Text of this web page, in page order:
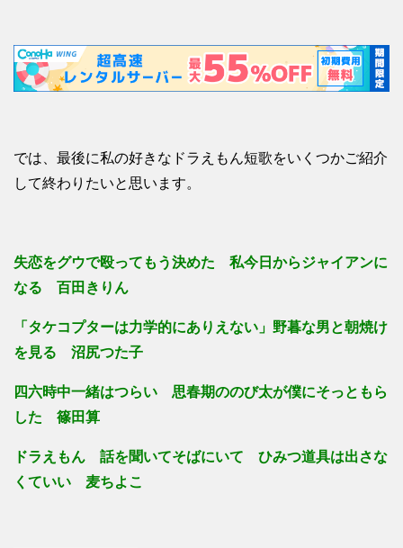
では、最後に私の好きなドラえもん短歌をいくつかご紹介
して終わりたいと思います。
失恋をグウで殴ってもう決めた 私今日からジャイアンに
なる 百田きりん
「タケコプターは力学的にありえない」野暮な男と朝焼け
を見る 沼尻つた子
四六時中一緒はつらい 思春期ののび太が僕にそっともら
した 篠田算
ドラえもん 話を聞いてそばにいて ひみつ道具は出さな
くていい 麦ちよこ